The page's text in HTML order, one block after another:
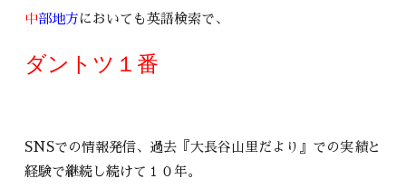
中部地方 においても英語検索で、
ダントツ１番
SNSでの情報発信、過去『大長谷山里だより』での実績と
経験で継続し続けて１０年。